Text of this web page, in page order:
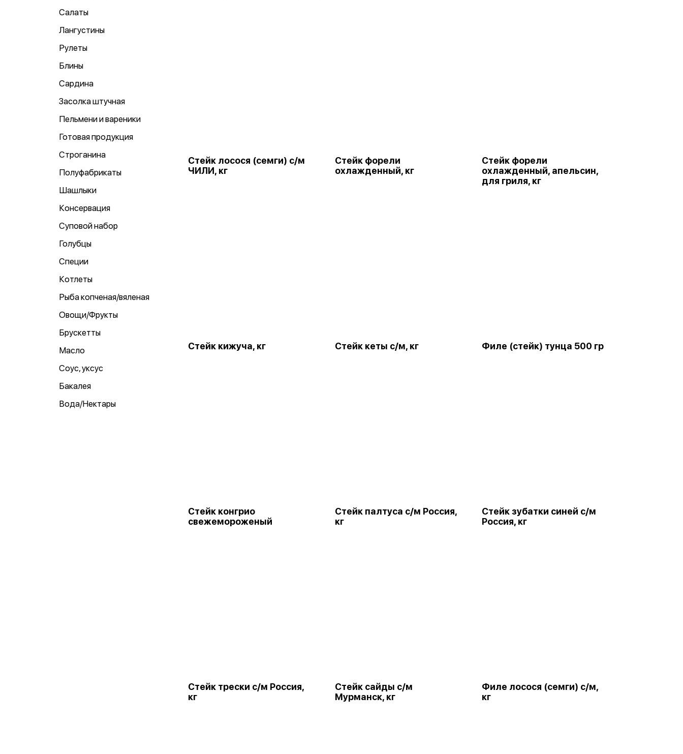
Салаты
Лангустины
Рулеты
Блины
Сардина
Засолка штучная
Пельмени и вареники
Готовая продукция
Строганина
Полуфабрикаты
Шашлыки
Консервация
Суповой набор
Голубцы
Специи
Котлеты
Рыба копченая/вяленая
Овощи/Фрукты
Брускетты
Масло
Соус, уксус
Бакалея
Вода/Нектары
Стейк лосося (семги) с/м
ЧИЛИ, кг
Стейк форели
охлажденный, кг
Стейк форели
охлажденный, апельсин,
для гриля, кг
Стейк кижуча, кг Стейк кеты с/м, кг Филе (стейк) тунца 500 гр
Стейк конгрио
свежемороженый
Стейк палтуса с/м Россия,
кг
Стейк зубатки синей с/м
Россия, кг
Стейк трески с/м Россия,
кг
Стейк сайды с/м
Мурманск, кг
Филе лосося (семги) с/м,
кг